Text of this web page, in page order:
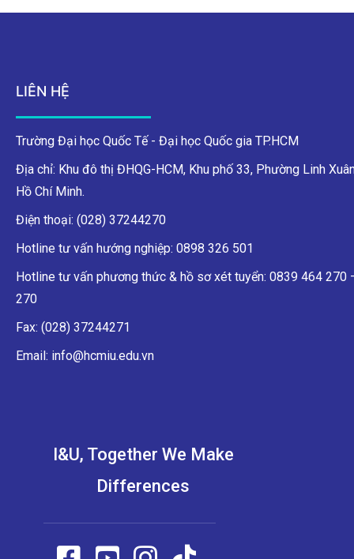
LIÊN HỆ
Trường Đại học Quốc Tế - Đại học Quốc gia TP.HCM
Địa chỉ: Khu đô thị ĐHQG-HCM, Khu phố 33, Phường Linh
Hồ Chí Minh.
Điện thoại: (028) 37244270
Hotline tư vấn hướng nghiệp: 0898 326 501
Hotline tư vấn phương thức & hồ sơ xét tuyển: 0839 464 270
270
Fax: (028) 37244271
Email: info@hcmiu.edu.vn
I&U, Together We Make
Differences